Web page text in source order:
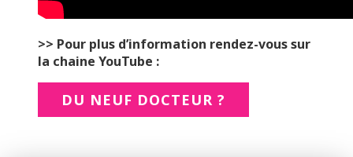
>> Pour plus d’information rendez-vous sur
la chaine YouTube :
DU NEUF DOCTEUR ?